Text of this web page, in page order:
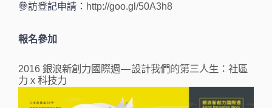
參訪登記申請： http://goo.gl/50A3h8
報名參加
2016 銀浪新創力國際週 — 設計我們的第三人生：社區
力 x 科技力